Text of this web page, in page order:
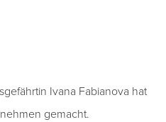
Ivana Fabianova hat
gemacht.